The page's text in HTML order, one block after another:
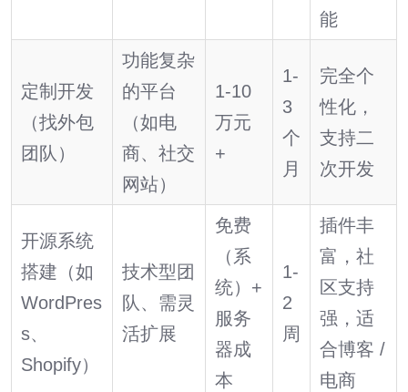
能
定制开发
（找外包
团队）
功能复杂
的平台
（如电
商、社交
网站）
1-10
万元
+
1-
3
个
月
完全个
性化，
支持二
次开发
开源系统
搭建（如
WordPres
s、
Shopify）
技术型团
队、需灵
活扩展
免费
（系
统）+
服务
器成
本
1-
2
周
插件丰
富，社
区支持
强，适
合博客 /
电商